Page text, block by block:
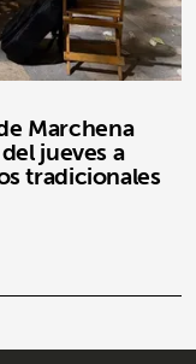
Marchena
jueves a
tradicionales